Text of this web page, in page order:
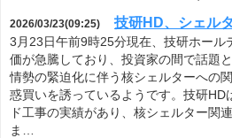
2026/03/23(09:25) 技研HD、シェル
3月23日午前9時25分現在、技研ホール
価が急騰しており、投資家の間で話題
情勢の緊迫化に伴う核シェルターへの
惑買いを誘っているようです。技研HD
ド工事の実績があり、核シェルター関
ま…